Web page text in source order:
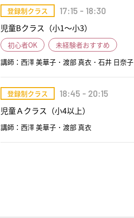
登録制クラス 17:15 - 18:30
児童Bクラス（小1～小3）
初心者OK
未経験者おすすめ
講師：西澤 美華子・渡部 真衣・石井 日奈子
登録制クラス 18:45 - 20:15
児童Ａクラス（小4以上）
講師：西澤 美華子・渡部 真衣